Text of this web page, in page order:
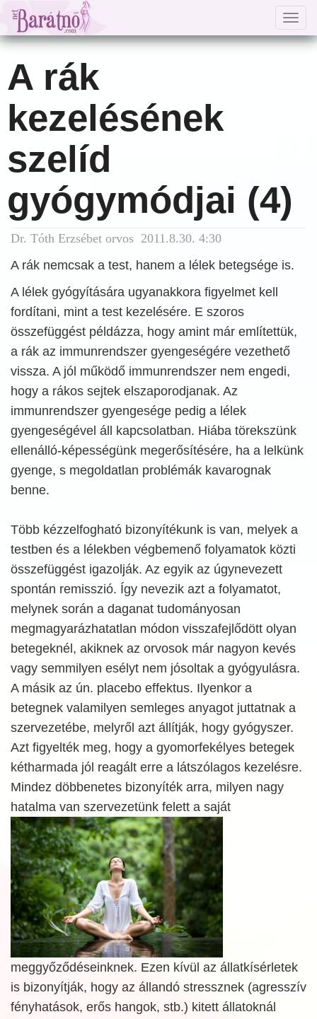
A rák
kezelésének
szelíd
gyógymódjai (4)
Dr. Tóth Erzsébet orvos 2011.8.30. 4:30
A rák nemcsak a test, hanem a lélek betegsége is.
A lélek gyógyítására ugyanakkora figyelmet kell
fordítani, mint a test kezelésére. E szoros
összefüggést példázza, hogy amint már említettük,
a rák az immunrendszer gyengeségére vezethető
vissza. A jól működő immunrendszer nem engedi,
hogy a rákos sejtek elszaporodjanak. Az
immunrendszer gyengesége pedig a lélek
gyengeségével áll kapcsolatban. Hiába törekszünk
ellenálló-képességünk megerősítésére, ha a lelkünk
gyenge, s megoldatlan problémák kavarognak
benne.
Több kézzelfogható bizonyítékunk is van, melyek a
testben és a lélekben végbemenő folyamatok közti
összefüggést igazolják. Az egyik az úgynevezett
spontán remisszió. Így nevezik azt a folyamatot,
melynek során a daganat tudományosan
megmagyarázhatatlan módon visszafejlődött olyan
betegeknél, akiknek az orvosok már nagyon kevés
vagy semmilyen esélyt nem jósoltak a gyógyulásra.
A másik az ún. placebo effektus. Ilyenkor a
betegnek valamilyen semleges anyagot juttatnak a
szervezetébe, melyről azt állítják, hogy gyógyszer.
Azt figyelték meg, hogy a gyomorfekélyes betegek
kétharmada jól reagált erre a látszólagos kezelésre.
Mindez döbbenetes bizonyíték arra, milyen nagy
hatalma van szervezetünk felett a saját
meggyőződéseinknek. Ezen kívül az állatkísérletek
is bizonyítják, hogy az állandó stressznek (agresszív
fényhatások, erős hangok, stb.) kitett állatoknál